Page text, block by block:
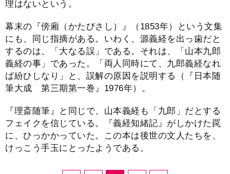
理はないという。
幕末の『傍廂（かたびさし）』（1853年）という文集
にも、同じ指摘がある。いわく、源義経を出っ歯だと
するのは、「大なる誤」である。それは、「山本九郎
義経の事」であった。「両人同時にて、九郎義経なれ
ば紛ひしなり」と、誤解の原因を説明する（『日本随
筆大成 第三期第一巻』1976年）。
『理斎随筆』と同じで、山本義経も「九郎」だとする
フェイクを信じている。『義経知緒記』がしかけた罠
に、ひっかかっていた。この本は後世の文人たちを、
けっこう手玉にとったようである。